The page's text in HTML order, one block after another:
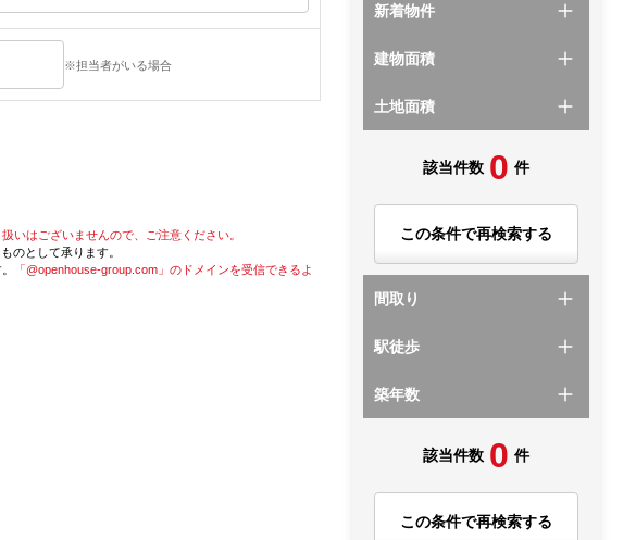
※担当者がいる場合
いはございませんので、ご注意ください。
のとして承ります。
「@openhouse-group.com」のドメインを受信できるよ
新着物件
建物面積
土地面積
該当件数 0 件
この条件で再検索する
間取り
駅徒歩
築年数
該当件数 0 件
この条件で再検索する